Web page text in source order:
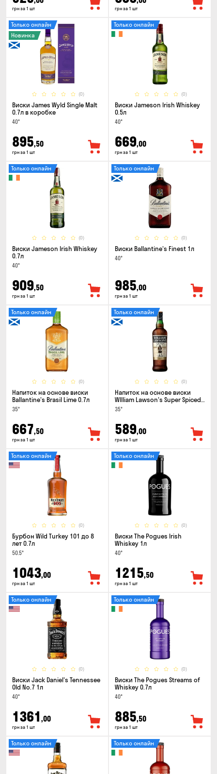
грн за 1 шт грн за 1 шт
(0)
Только онлайн
Новинка
Виски James Wyld Single Malt
0.7л в коробке
40°
895,50
грн за 1 шт
(0)
Только онлайн
Виски Jameson Irish Whiskey
0.5л
40°
669,00
грн за 1 шт
(0)
Только онлайн
Виски Jameson Irish Whiskey
0.7л
40°
909,50
грн за 1 шт
(0)
Только онлайн
Виски Ballantine's Finest 1л
40°
985,00
грн за 1 шт
(0)
Только онлайн
Напиток на основе виски
Ballantine's Brasil Lime 0.7л
35°
667,50
грн за 1 шт
(0)
Только онлайн
Напиток на основе виски
WIlliam Lawson's Super Spiced
3 года 0.7л
35°
589,00
грн за 1 шт
(0)
Только онлайн
Бурбон Wild Turkey 101 до 8
лет 0.7л
50.5°
1043,00
грн за 1 шт
(0)
Только онлайн
Виски The Pogues Irish
Whiskey 1л
40°
1215,50
грн за 1 шт
(0)
Только онлайн
Виски Jack Daniel's Tennessee
Old No.7 1л
40°
1361 ,00
грн за 1 шт
(0)
Только онлайн
Виски The Pogues Streams of
Whiskey 0.7л
40°
885,50
грн за 1 шт
Только онлайн Только онлайн